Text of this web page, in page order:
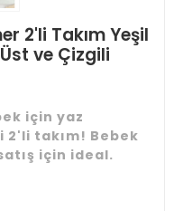
2'li Takım Yeşil
ve Çizgili
için yaz
2'li takım! Bebek
için ideal.